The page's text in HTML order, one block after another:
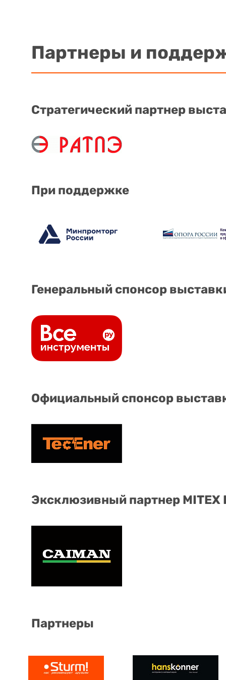
Партнеры и
Стратегический партнер
При поддержке
Генеральный спонсор
Официальный спонсор
Эксклюзивный партнер
Партнеры